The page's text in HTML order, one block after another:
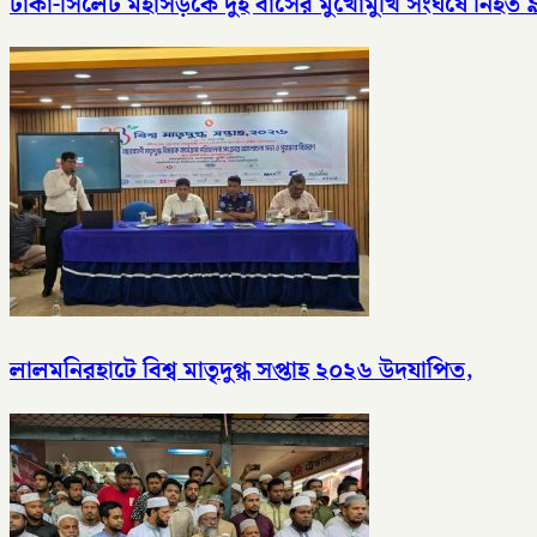
লালমনিরহাটে বিশ্ব মাতৃদুগ্ধ সপ্তাহ ২০২৬ উদযাপিত,